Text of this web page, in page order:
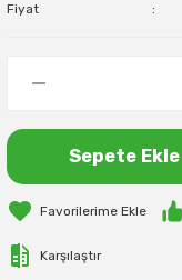
Fiyat
Sepete Ekle
Karşılaştır